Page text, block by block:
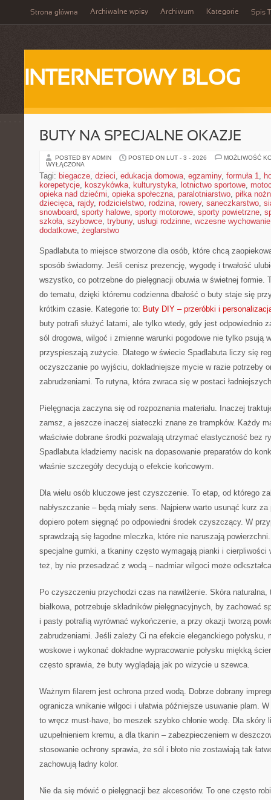
Strona główna Archiwalne wpisy Archiwum Kategorie Spis
INTERNETOWY BLOG
BUTY NA SPECJALNE OKAZJE
POSTED BY ADMIN POSTED ON LUT - 3 - 2026
MOŻLIWOŚĆ
WYŁĄCZONA
Tagi: biegacze, dzieci, edukacja domowa, egzaminy, formuła 1,
korepetycje, koszykówka, kulturystyka, lotnictwo sportowe,
opieka nad dziećmi, opieka społeczna, paralotniarstwo, piłka
dziecięca, rajdy, rodzicielstwo, rodzina, rowery, saneczkarstwo,
snowboard, sporty halowe, sporty motorowe, sporty powietrzne,
szkoła, szybowce, trybuny, usługi rodzinne, wczesne wychowanie
dodatkowe, żeglarstwo
Spadlabuta to miejsce stworzone dla osób, które chcą
sposób świadomy. Jeśli cenisz prezencję, wygodę i trwałość
wszystko, co potrzebne do pielęgnacji obuwia w świetnej formie.
do tematu, dzięki któremu codzienna dbałość o buty staje się
krótkim czasie. Kategorie to: Buty DIY – przeróbki i
buty potrafi służyć latami, ale tylko wtedy, gdy jest odpowiednio
sól drogowa, wilgoć i zmienne warunki pogodowe nie tylko psują
przyspieszają zużycie. Dlatego w świecie Spadlabuta liczy się
oczyszczanie po wyjściu, dokładniejsze mycie w razie potrzeby
zabrudzeniami. To rutyna, która zwraca się w postaci
Pielęgnacja zaczyna się od rozpoznania materiału. Inaczej
zamsz, a jeszcze inaczej siateczki znane ze trampków. Każdy
właściwie dobrane środki pozwalają utrzymać elastyczność bez
Spadlabuta kładziemy nacisk na dopasowanie preparatów do
właśnie szczegóły decydują o efekcie końcowym.
Dla wielu osób kluczowe jest czyszczenie. To etap, od którego
nabłyszczanie – będą miały sens. Najpierw warto usunąć kurz
dopiero potem sięgnąć po odpowiedni środek czyszczący. W
sprawdzają się łagodne mleczka, które nie naruszają
specjalne gumki, a tkaniny często wymagają pianki i cierpliwości
też, by nie przesadzać z wodą – nadmiar wilgoci może
Po czyszczeniu przychodzi czas na nawilżenie. Skóra
białkowa, potrzebuje składników pielęgnacyjnych, by zachować
i pasty potrafią wyrównać wykończenie, a przy okazji tworzą
zabrudzeniami. Jeśli zależy Ci na efekcie eleganckiego połysku,
woskowe i wykonać dokładne wypracowanie połysku miękką
często sprawia, że buty wyglądają jak po wizycie u szewca.
Ważnym filarem jest ochrona przed wodą. Dobrze dobrany
ogranicza wnikanie wilgoci i ułatwia późniejsze usuwanie plam.
to wręcz must-have, bo meszek szybko chłonie wodę. Dla skóry
uzupełnieniem kremu, a dla tkanin – zabezpieczeniem w
stosowanie ochrony sprawia, że sól i błoto nie zostawiają tak
zachowują ładny kolor.
Nie da się mówić o pielęgnacji bez akcesoriów. To one często